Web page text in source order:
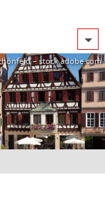
– stock.adobe.com